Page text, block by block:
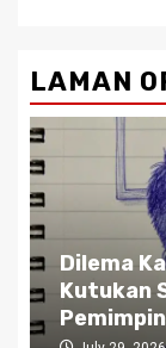
LAMAN
Dilema
Kutukan